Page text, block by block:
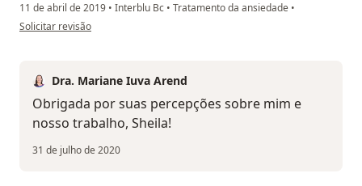
11 de abril de 2019 • Interblu Bc • Tratamento da ansiedade •
na opinião do utilizador Sua conta foi excluída
Solicitar revisão
Dra. Mariane Iuva Arend
Obrigada por suas percepções sobre mim e
nosso trabalho, Sheila!
31 de julho de 2020